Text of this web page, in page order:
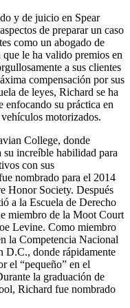
y de juicio en Spear
de preparar un caso
como un abogado de
le ha valido premios en
a sus clientes
compensación por sus
de leyes, Richard se ha
enfocando su práctica en
motorizados.
College, donde
increíble habilidad para
con sus
nombrado para el 2014
Honor Society. Después
a la Escuela de Derecho
miembro de la Moot Court
Levine. Como miembro
la Competencia Nacional
D.C., donde rápidamente
el “pequeño” en el
la graduación de
Richard fue nombrado